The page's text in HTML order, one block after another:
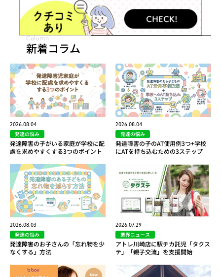
Column
新着コラム
2026.08.04
発達の悩み
発達障害の子がいる家庭が学校に配
慮を求めやすくする3つのポイント
2026.08.04
発達の悩み
発達障害の子のAT使用例3つ+学校
にATを持ち込むための3ステップ
2026.08.03
発達の悩み
発達障害のお子さんの「忘れ物を少
なくする」方法
2026.07.29
業界ニュース
アトレ川崎店に駅チカ託児「タクス
テ」「親子交流」を支援開始